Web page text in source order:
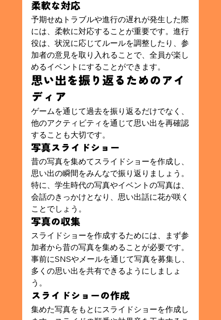
柔軟な対応
予期せぬトラブルや進行の遅れが発生した際
には、柔軟に対応することが重要です。進行
役は、状況に応じてルールを調整したり、参
加者の意見を取り入れることで、全員が楽し
めるイベントにすることができます。
思い出を振り返るためのアイ
ディア
ゲームを通じて過去を振り返るだけでなく、
他のアクティビティを通じて思い出を再確認
することも大切です。
写真スライドショー
昔の写真を集めてスライドショーを作成し、
思い出の瞬間をみんなで振り返りましょう。
特に、学生時代の写真やイベントの写真は、
会話のきっかけとなり、思い出話に花が咲く
ことでしょう。
写真の収集
スライドショーを作成するためには、まず参
加者から昔の写真を集めることが必要です。
事前にSNSやメールを通じて写真を募集し、
多くの思い出を共有できるようにしましょ
う。
スライドショーの作成
集めた写真をもとにスライドショーを作成し